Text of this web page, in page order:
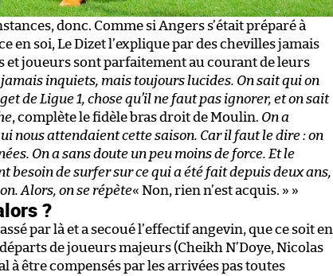
donc. Comme si Angers s’était préparé à
en soi, Le Dizet l’explique par des chevilles jamais
joueurs sont parfaitement au courant de leurs
jamais inquiets, mais toujours lucides. On sait qui on
de Ligue 1, chose qu’il ne faut pas ignorer, et on sait
, complète le fidèle bras droit de Moulin. On a
nous attendaient cette saison. Car il faut le dire : on
On a sans doute un peu moins de force. Et le
besoin de surfer sur ce qui a été fait depuis deux ans,
Alors, on se répète« Non, rien n’est acquis. » »
?
par là et a secoué l’effectif angevin, que ce soit en
de joueurs majeurs (Cheikh N’Doye, Nicolas
à être compensés par les arrivées pas toutes